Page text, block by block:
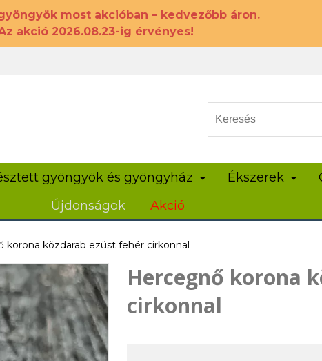
most akcióban – kedvezőbb áron.
akció 2026.08.23-ig érvényes!
gyöngyök és gyöngyház Ékszerek
Újdonságok
Akció
korona közdarab ezüst fehér cirkonnal
Hercegnő korona
cirkonnal